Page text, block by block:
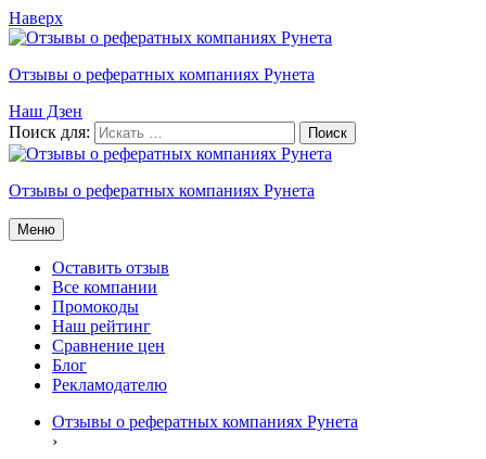
Наверх
Отзывы о рефератных компаниях Рунета
Наш Дзен
Поиск для:
Отзывы о рефератных компаниях Рунета
Меню
Оставить отзыв
Все компании
Промокоды
Наш рейтинг
Сравнение цен
Блог
Рекламодателю
Отзывы о рефератных компаниях Рунета
›